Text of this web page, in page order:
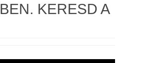
KERESD A